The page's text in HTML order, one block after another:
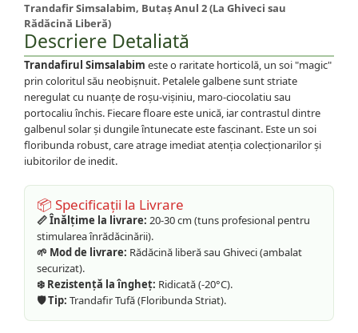
Trandafir Simsalabim, Butaș Anul 2 (La Ghiveci sau
Rădăcină Liberă)
Descriere Detaliată
Trandafirul Simsalabim este o raritate horticolă, un soi "magic"
prin coloritul său neobișnuit. Petalele galbene sunt striate
neregulat cu nuanțe de roșu-vișiniu, maro-ciocolatiu sau
portocaliu închis. Fiecare floare este unică, iar contrastul dintre
galbenul solar și dungile întunecate este fascinant. Este un soi
floribunda robust, care atrage imediat atenția colecționarilor și
iubitorilor de inedit.
📦 Specificații la Livrare
📏 Înălțime la livrare: 20-30 cm (tuns profesional pentru
stimularea înrădăcinării).
🌱 Mod de livrare: Rădăcină liberă sau Ghiveci (ambalat
securizat).
❄️ Rezistență la îngheț: Ridicată (-20°C).
🛡️ Tip: Trandafir Tufă (Floribunda Striat).